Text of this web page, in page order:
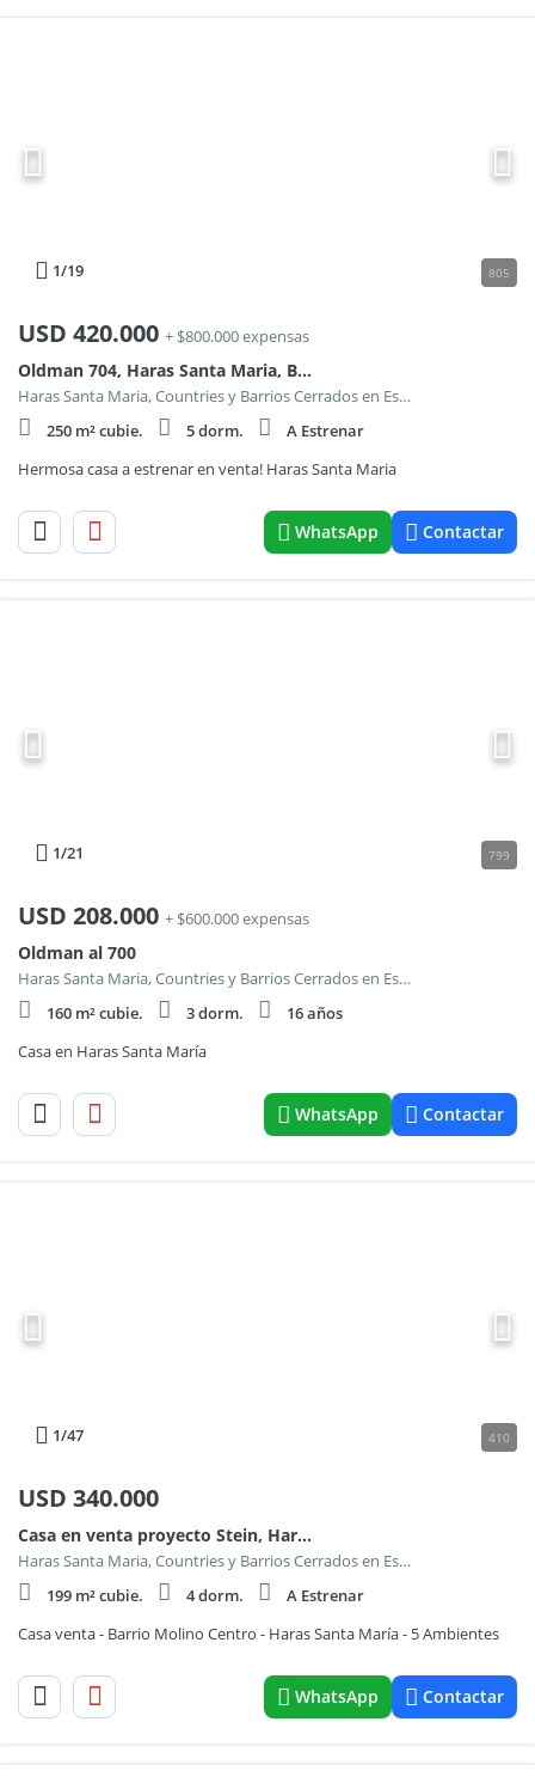
1/19 805
USD 420.000 + $800.000 expensas
Oldman 704, Haras Santa Maria, Barrio El Molino
Haras Santa Maria, Countries y Barrios Cerrados en Escobar
250 m² cubie.
5 dorm.
A Estrenar
Hermosa casa a estrenar en venta! Haras Santa Maria
WhatsApp Contactar
1/21 799
USD 208.000 + $600.000 expensas
Oldman al 700
Haras Santa Maria, Countries y Barrios Cerrados en Escobar
160 m² cubie.
3 dorm.
16 años
Casa en Haras Santa María
WhatsApp Contactar
1/47 410
USD 340.000
Casa en venta proyecto Stein, Haras Santa María ,Barrio el Molino
Haras Santa Maria, Countries y Barrios Cerrados en Escobar
199 m² cubie.
4 dorm.
A Estrenar
Casa venta - Barrio Molino Centro - Haras Santa María - 5 Ambientes
WhatsApp Contactar